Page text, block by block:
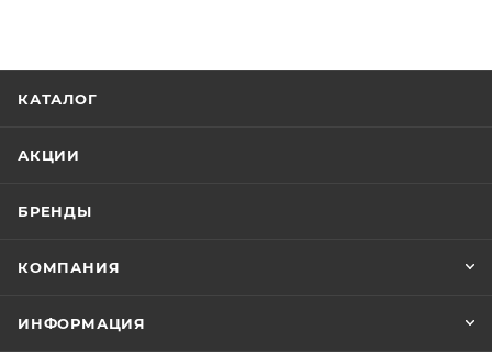
КАТАЛОГ
АКЦИИ
БРЕНДЫ
КОМПАНИЯ
ИНФОРМАЦИЯ